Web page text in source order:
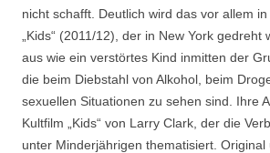
nicht schafft. Deutlich wird das vor allem
„Kids“ (2011/12), der in New York
aus wie ein verstörtes Kind inmitten der
die beim Diebstahl von Alkohol, beim
sexuellen Situationen zu sehen sind. Ihre
Kultfilm „Kids“ von Larry Clark, der die
unter Minderjährigen thematisiert. Original